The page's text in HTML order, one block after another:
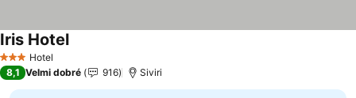
3 Počet hvězdiček
Hotel
Iris HotelUkázat ceny
8,1 Velmi dobré 916 Siviri